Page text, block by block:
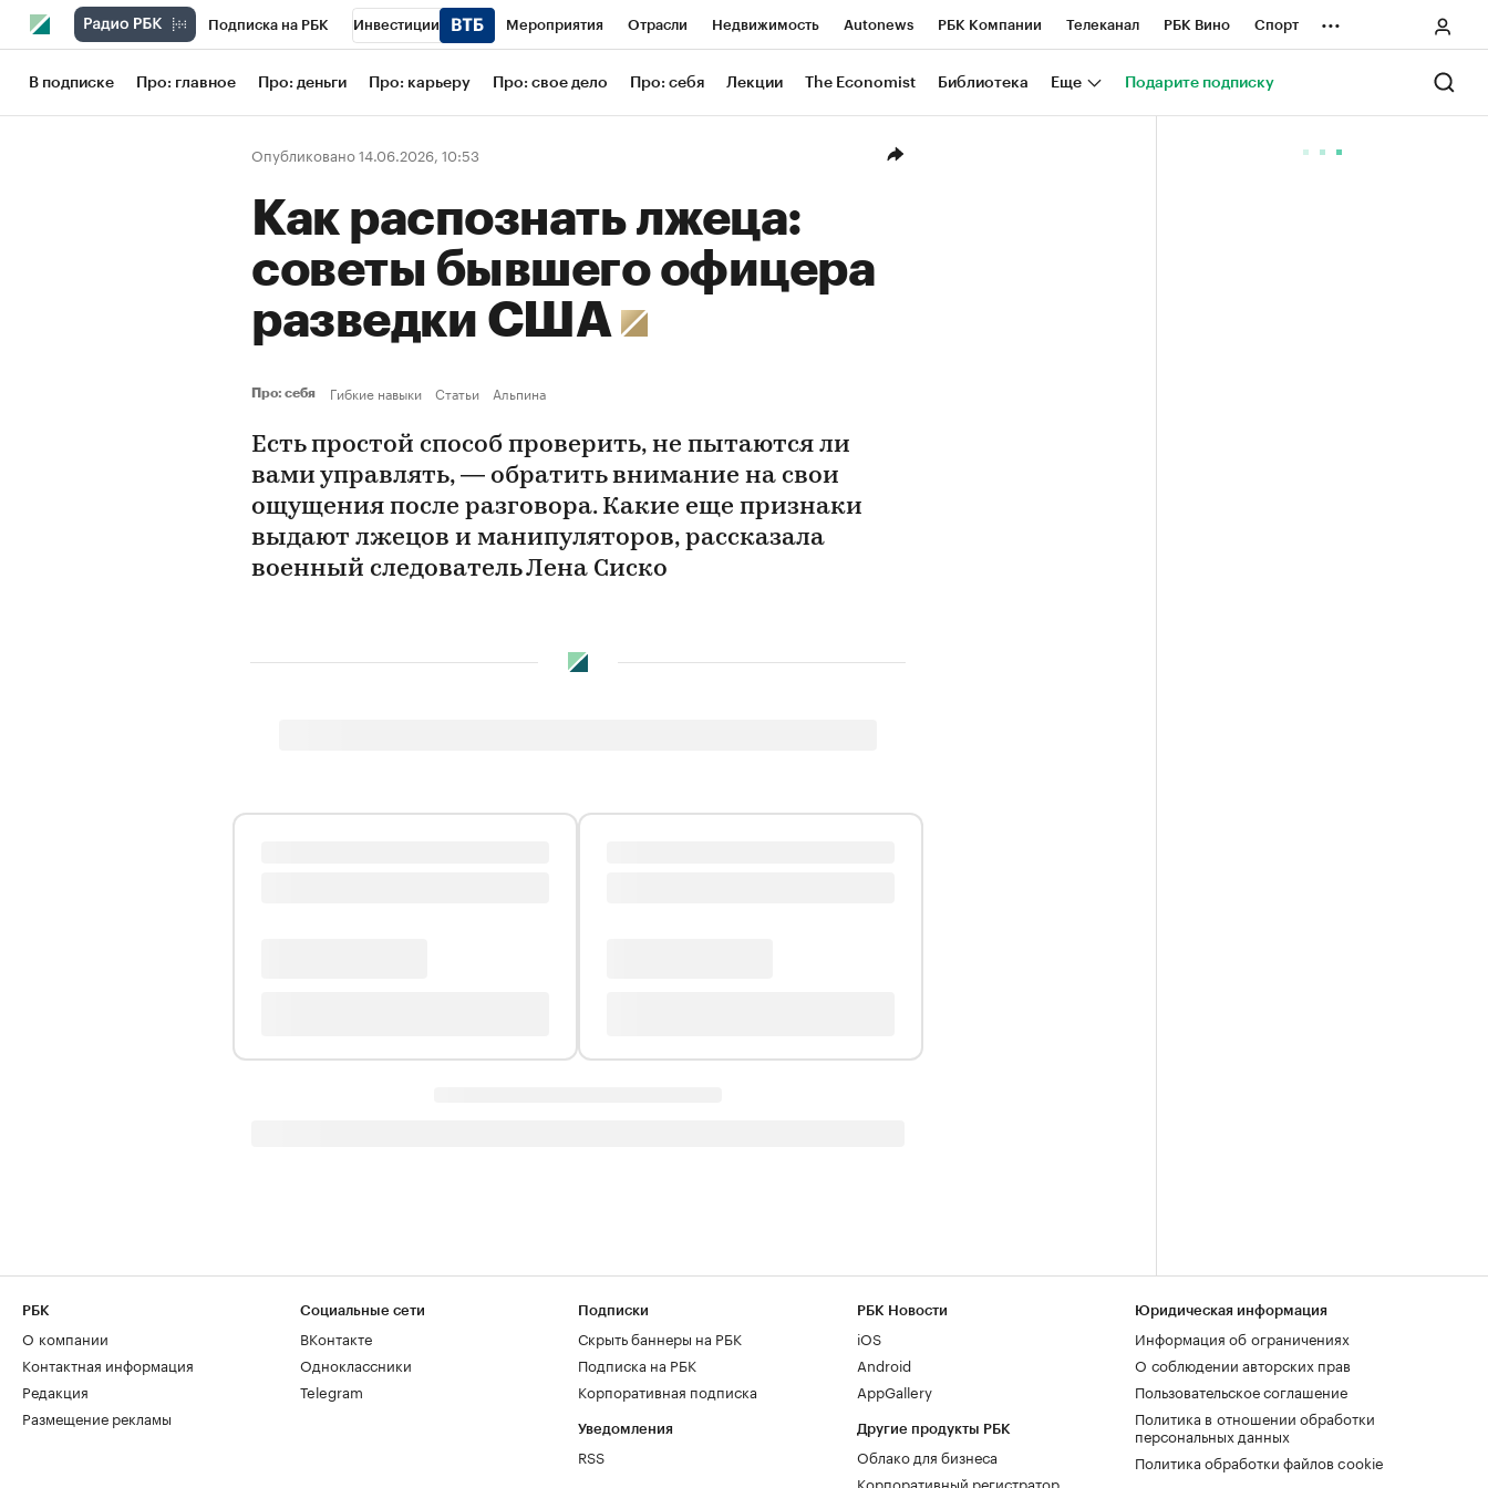
Подписка на РБК Инвестиции Мероприятия Отрасли Недвижимость Autonews РБК Компании Телеканал РБК Вино Спорт
Школа управления РБК РБК Образование РБК Life Тренды Визионеры Национальные проекты Город
Рынок наличной валюты
...
В подписке Про: главное Про: деньги Про: карьеру Про: свое дело Про: себя Лекции The Economist Библиотека Еще Подарите подписку
Опубликовано 14.06.2026, 10:53
Как распознать лжеца:
советы бывшего офицера
разведки США
Про: себя Гибкие навыки Статьи Альпина
Есть простой способ проверить, не пытаются ли
вами управлять, — обратить внимание на свои
ощущения после разговора. Какие еще признаки
выдают лжецов и манипуляторов, рассказала
военный следователь Лена Сиско
РБК
О компании
Контактная информация
Редакция
Размещение рекламы
Социальные сети
ВКонтакте
Одноклассники
Telegram
Подписки
Скрыть баннеры на РБК
Подписка на РБК
Корпоративная подписка
Уведомления
RSS
РБК Новости
iOS
Android
AppGallery
Другие продукты РБК
Облако для бизнеса
Корпоративный регистратор
Юридическая информация
Информация об ограничениях
О соблюдении авторских прав
Пользовательское соглашение
Политика в отношении обработки
персональных данных
Политика обработки файлов cookie